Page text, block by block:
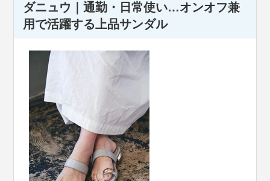
ダニュウ｜通勤・日常使い…オンオフ兼
用で活躍する上品サンダル